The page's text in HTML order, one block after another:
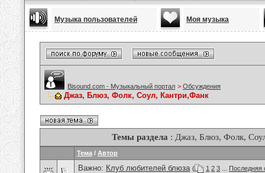
Музыка пользователей Моя музыка
Bisound.com - Музыкальный портал > Обсуждения
Джаз, Блюз, Фолк, Соул, Кантри,Фанк
Темы раздела : Джаз, Блюз, Фолк,
Тема / Автор
Важно: Клуб любителей блюза ( 1 2 3
Последняя